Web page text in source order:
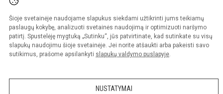
Šioje svetainėje naudojame slapukus siekdami užtikrinti jums teikiamų
paslaugų kokybę, analizuoti svetainės naudojimą ir optimizuoti naršymo
patirtį. Spustelėję mygtuką „Sutinku“, jūs patvirtinate, kad sutinkate su visų
slapukų naudojimu šioje svetainėje. Jei norite atšaukti arba pakeisti savo
sutikimus, prašome apsilankyti slapukų valdymo puslapyje.
NUSTATYMAI